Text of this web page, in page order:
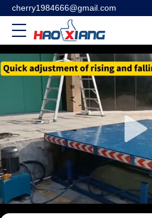
cherry1984666@gmail.com